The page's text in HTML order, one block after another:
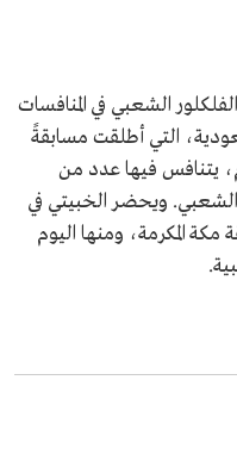
الشعبي في المنافسات
التي أطلقت مسابقةً
بجوائز مادية عام 1438هـ/2019م، يتنافس فيها عدد من
ويحضر الخبيتي في
مكة المكرمة، ومنها اليوم